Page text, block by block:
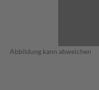
Abbildung kann abweichen